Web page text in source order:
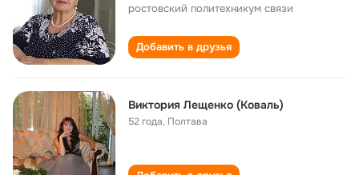
ростовский политехникум связи
Добавить в друзья
Виктория Лещенко (Коваль)
52 года, Полтава